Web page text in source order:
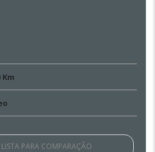
Km
PARA COMPARAÇÃO